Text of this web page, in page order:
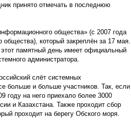
принято отмечать в последнюю
общества» (с 2007 года
который закреплён за 17 мая.
памятный день имеет официальный
администратора.
слёт системных
больше и больше участников. Так, если
году на него приехало более 3000
и Казахстана. Также проходит сбор
проходит на берегу Обского моря.